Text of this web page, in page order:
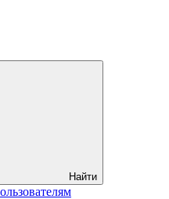
Найти